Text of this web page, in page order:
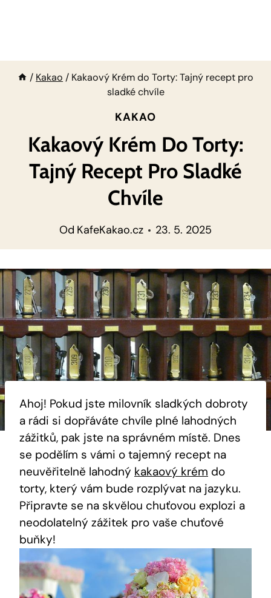
/ Kakao / Kakaový Krém do Torty: Tajný recept pro
sladké chvíle
KAKAO
Kakaový Krém Do Torty:
Tajný Recept Pro Sladké
Chvíle
Od KafeKakao.cz 23. 5. 2025
Ahoj! Pokud jste​ milovník sladkých dobroty
a rádi si​ dopřáváte chvíle plné‌ lahodných
zážitků,⁣ pak jste ​na⁤ správném místě. Dnes⁢
se podělím s vámi o tajemný recept na
⁣neuvěřitelně lahodný kakaový krém ⁤ do
torty, který vám‍ bude rozplývat ​na jazyku.
Připravte se na skvělou chuťovou explozi ‍a
neodolatelný ⁣zážitek pro vaše chuťové
buňky!